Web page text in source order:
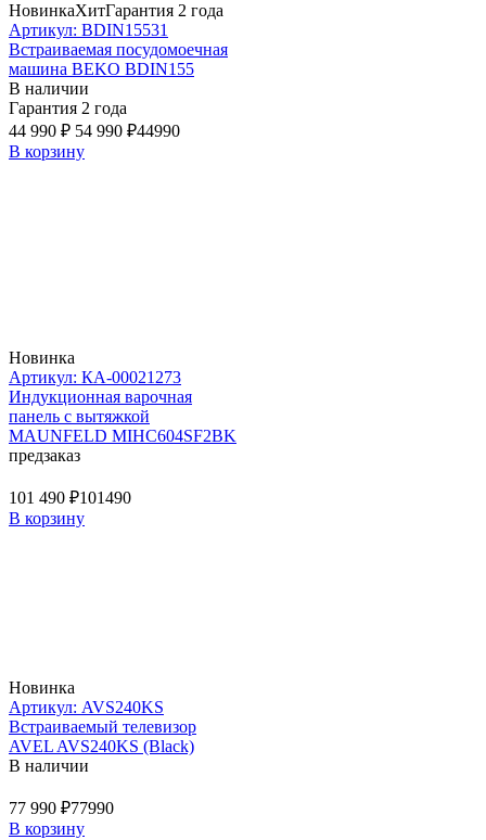
НовинкаХитГарантия 2 года
Артикул: BDIN15531
Встраиваемая посудомоечная
машина BEKO BDIN155
В наличии
Гарантия 2 года
44 990 ₽ 54 990 ₽44990
В корзину
Новинка
Артикул: КА-00021273
Индукционная варочная
панель с вытяжкой
MAUNFELD MIHC604SF2BK
предзаказ
101 490 ₽101490
В корзину
Новинка
Артикул: AVS240KS
Встраиваемый телевизор
AVEL AVS240KS (Black)
В наличии
77 990 ₽77990
В корзину